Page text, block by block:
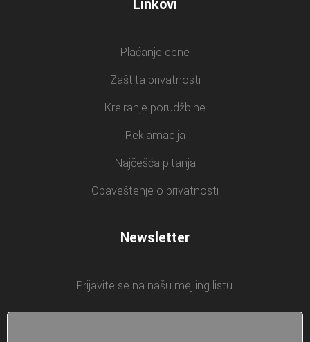
Linkovi
Plaćanje cene
Zaštita privatnosti
Kreiranje porudžbine
Reklamacija
Najčešća pitanja
Obaveštenje o privatnosti
Newsletter
Prijavite se na našu mejling listu.